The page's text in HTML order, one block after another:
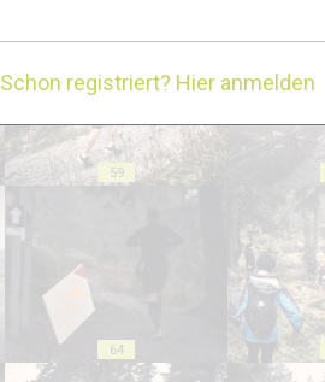
59
64
Schon registriert? Hier anmelden